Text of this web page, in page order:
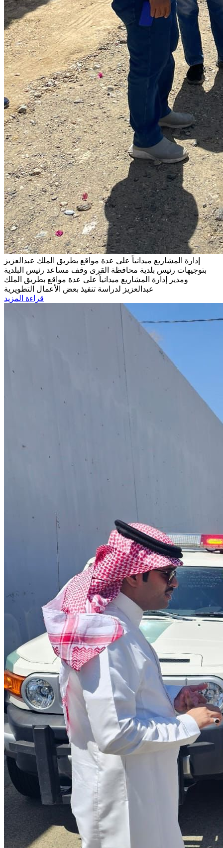
إدارة المشاريع ميدانياً على عدة مواقع بطريق الملك عبدالعزيز
بتوجيهات رئيس بلدية محافظة القرى وقف مساعد رئيس البلدية
ومدير إدارة المشاريع ميدانياً على عدة مواقع بطريق الملك
عبدالعزيز لدراسة تنفيذ بعض الأعمال التطويرية
قراءة المزيد